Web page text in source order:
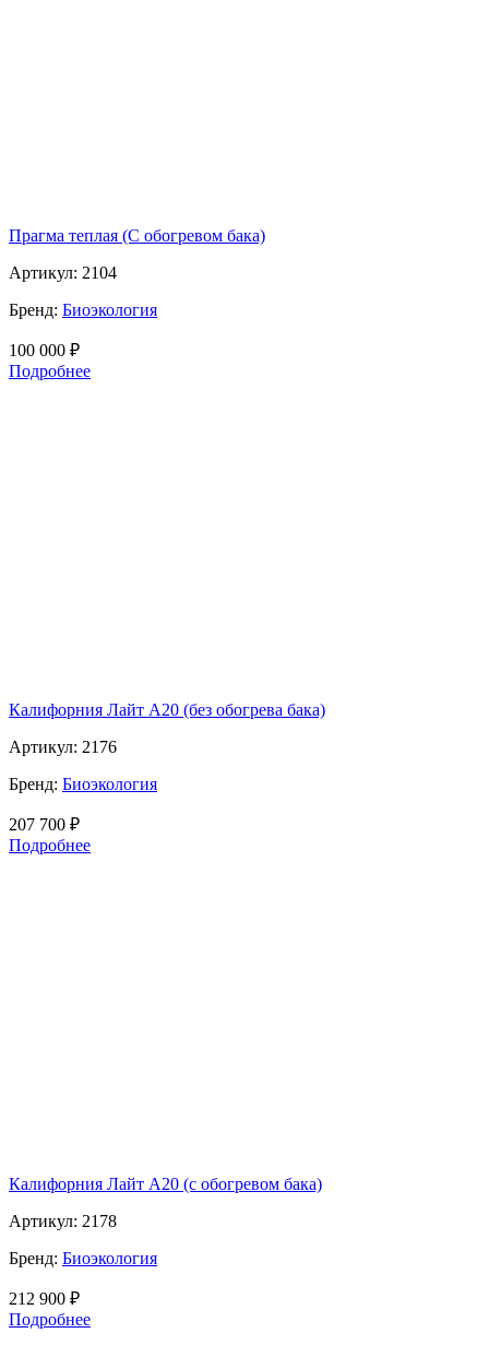
Прагма теплая (С обогревом бака)
Артикул: 2104
Бренд: Биоэкология
100 000 ₽
Подробнее
Калифорния Лайт А20 (без обогрева бака)
Артикул: 2176
Бренд: Биоэкология
207 700 ₽
Подробнее
Калифорния Лайт А20 (с обогревом бака)
Артикул: 2178
Бренд: Биоэкология
212 900 ₽
Подробнее